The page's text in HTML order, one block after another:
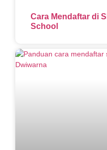
Cara Mendaftar di
School